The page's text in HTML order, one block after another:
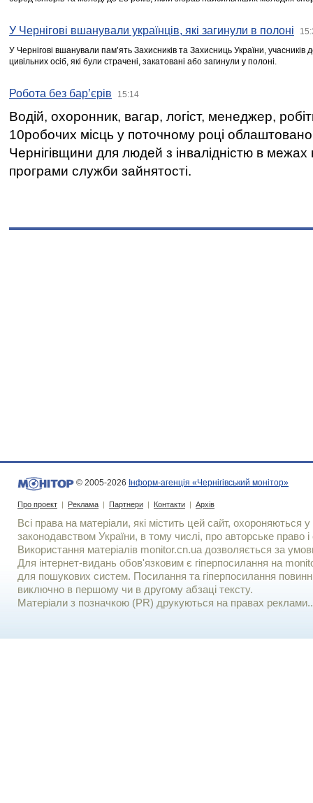
У Чернігові вшанували українців, які загинули в полоні
У Чернігові вшанували пам’ять Захисників та Захисниць України,
цивільних осіб, які були страчені, закатовані або загинули у полоні.
Робота без бар’єрів 15:14
Водій, охоронник, вагар, логіст, менеджер,
10робочих місць у поточному році
Чернігівщини для людей з інвалідністю в межах
програми служби зайнятості.
© 2005-2026 Інформ-агенція «Чернігівський монітор»
Про проект | Реклама | Партнери | Контакти | Архів
Всі права на матеріали, які містить цей сайт, охороняються у
законодавством України, в тому числі, про авторське право і
Використання матерiалiв monitor.cn.ua дозволяється за
Для iнтернет-видань обов'язковим є гiперпосилання на
для пошукових систем. Посилання та гіперпосилання
виключно в першому чи в другому абзаці тексту.
Матеріали з позначкою (PR) друкуються на правах реклами..